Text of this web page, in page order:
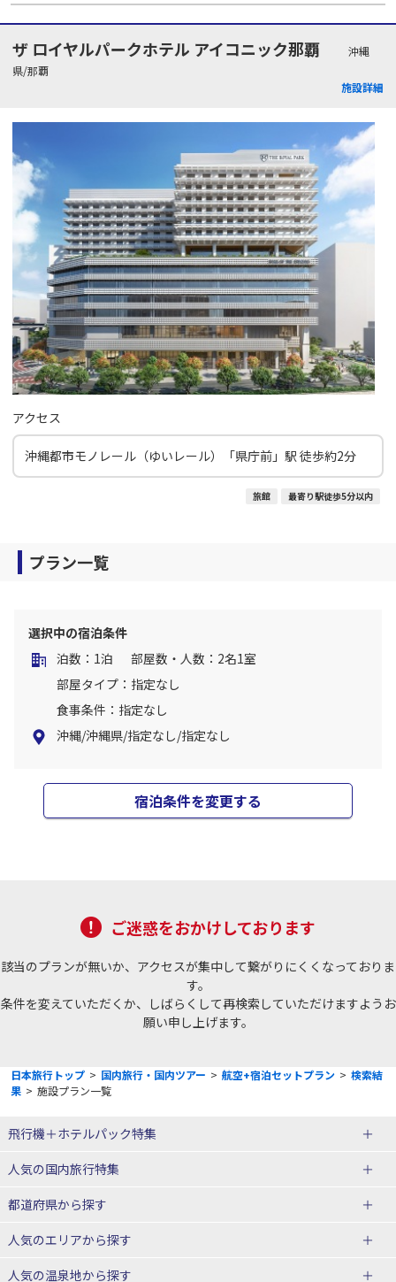
ザ ロイヤルパークホテル アイコニック那覇
沖縄
県/那覇
施設詳細
アクセス
沖縄都市モノレール（ゆいレール）「県庁前」駅 徒歩約2分
旅館 最寄り駅徒歩5分以内
プラン一覧
選択中の宿泊条件
泊数：1泊
部屋数・人数：2名1室
部屋タイプ：指定なし
食事条件：指定なし
沖縄/沖縄県/指定なし/指定なし
宿泊条件を変更する
ご迷惑をおかけしております
該当のプランが無いか、アクセスが集中して繋がりにくくなっておりま
す。
条件を変えていただくか、しばらくして再検索していただけますようお
願い申し上げます。
日本旅行トップ > 国内旅行・国内ツアー > 航空+宿泊セットプラン > 検索結
果 > 施設プラン一覧
飛行機＋ホテルパック特集
赤い風船ダイナミックパッケージ
ＪＡＬで行く飛行機+ホテルパック
人気の国内旅行特集
東京ディズニーリゾート®への旅
ユニバーサル・スタジオ・ジャパ
都道府県から探す
北海道旅行・ツアー
人気のエリアから探す
人気の温泉地から探す